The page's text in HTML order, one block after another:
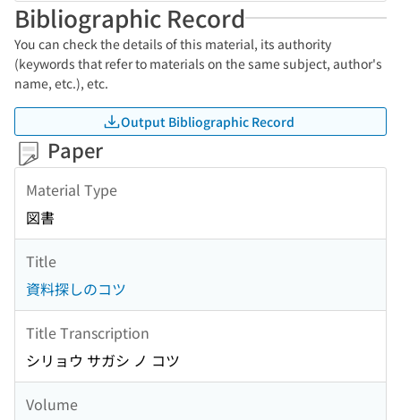
Bibliographic Record
You can check the details of this material, its authority
(keywords that refer to materials on the same subject, author's
name, etc.), etc.
Output Bibliographic Record
Paper
Material Type
図書
Title
資料探しのコツ
Title Transcription
シリョウ サガシ ノ コツ
Volume